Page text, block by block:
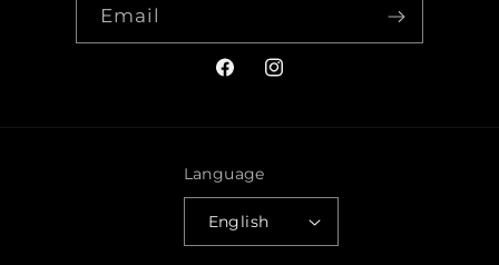
Email
FacebookInstagram
Language
English